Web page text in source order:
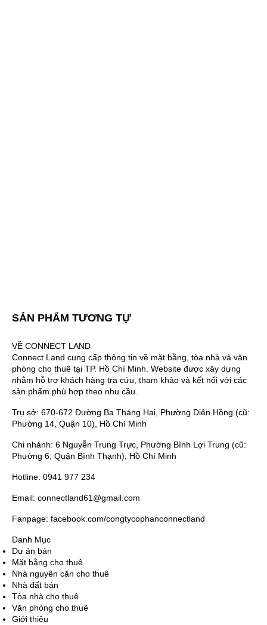
SẢN PHẨM TƯƠNG TỰ
VỀ CONNECT LAND
Connect Land cung cấp thông tin về mặt bằng, tòa nhà và văn
phòng cho thuê tại TP. Hồ Chí Minh. Website được xây dựng
nhằm hỗ trợ khách hàng tra cứu, tham khảo và kết nối với các
sản phẩm phù hợp theo nhu cầu.
Trụ sở: 670-672 Đường Ba Tháng Hai, Phường Diên Hồng (cũ:
Phường 14, Quận 10), Hồ Chí Minh
Chi nhánh: 6 Nguyễn Trung Trực, Phường Bình Lợi Trung (cũ:
Phường 6, Quận Bình Thạnh), Hồ Chí Minh
Hotline: 0941 977 234
Email: connectland61@gmail.com
Fanpage: facebook.com/congtycophanconnectland
Danh Mục
Dự án bán
Mặt bằng cho thuê
Nhà nguyên căn cho thuê
Nhà đất bán
Tòa nhà cho thuê
Văn phòng cho thuê
Giới thiệu